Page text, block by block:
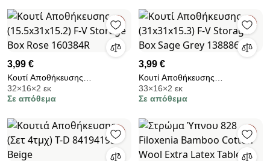
3,99 €
Κουτί Αποθήκευσης
(15.5x31x15.2) F-V Storage Box
Rose 160384R
32×16×2 εκ
Σε απόθεμα
3,99 €
Κουτί Αποθήκευσης
(31x31x15.3) F-V Storage Box
Sage Grey 138886R
33×16×2 εκ
Σε απόθεμα